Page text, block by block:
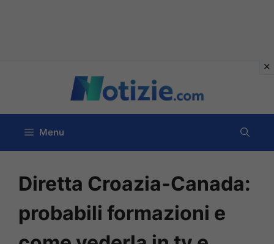
contenuto
Menu
Diretta Croazia-Canada:
probabili formazioni e